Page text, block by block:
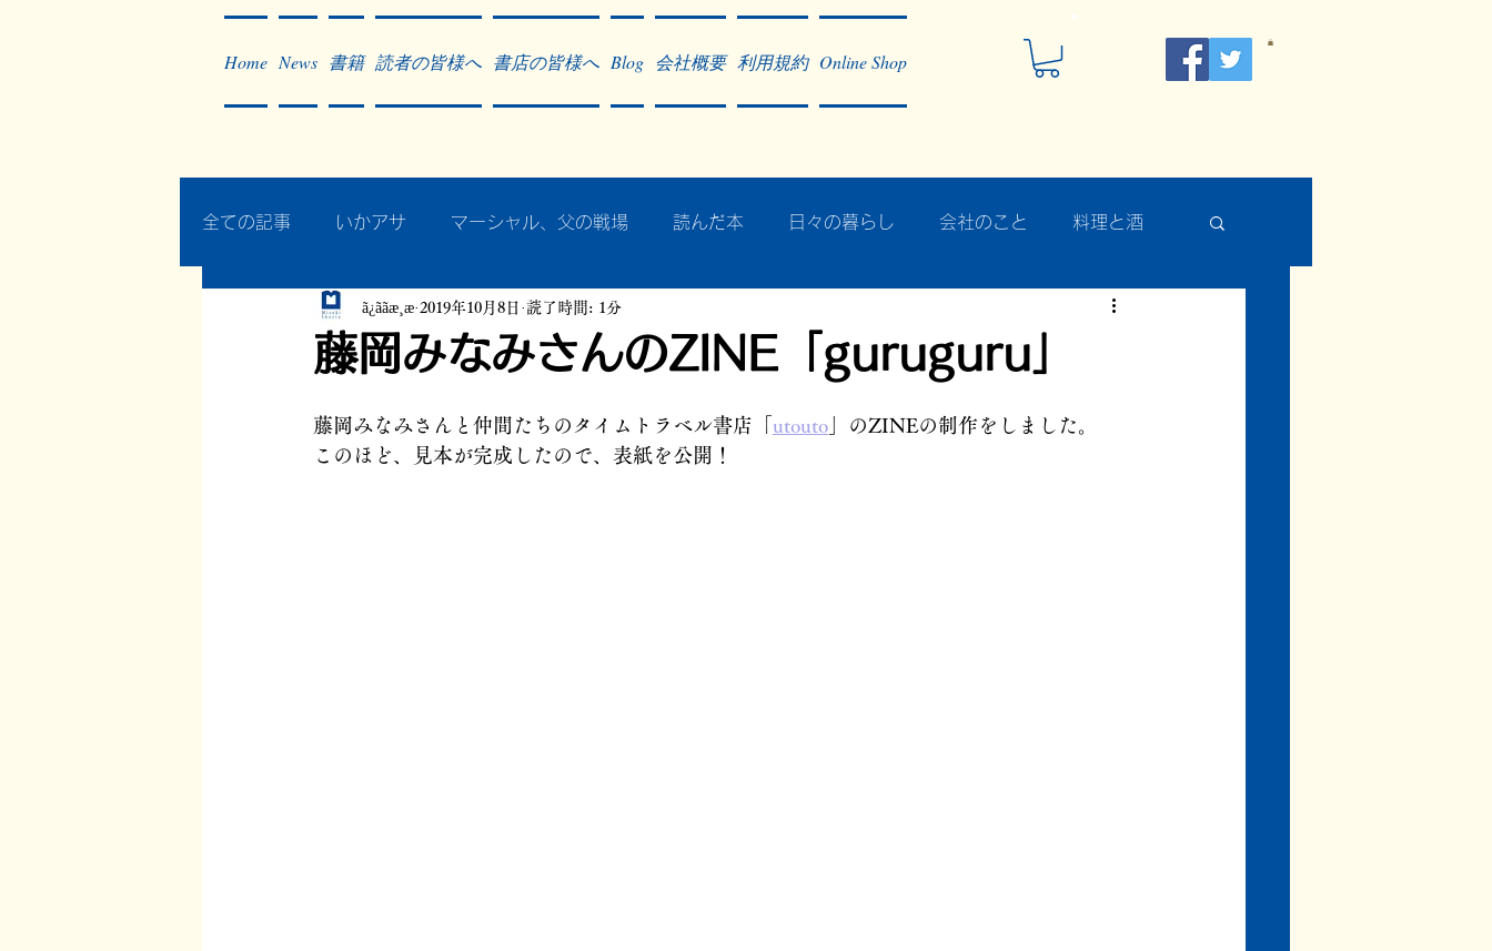
Home News 書籍 読者の皆様へ 書店の皆様へ Blog 会社概要 利用規約 Online Shop
全ての記事 いかアサ マーシャル、父の戦場 読んだ本 日々の暮らし 会社のこと 料理と酒
秘蔵写真200枚でたどるアジア・太平洋戦争
藤岡みなみさんのZINE「guruguru」
ã¿ããæ¸æ 2019年10月8日 読了時間: 1分
藤岡みなみさんと仲間たちのタイムトラベル書店「 utouto 」のZINEの制作をしました。
このほど、見本が完成したので、表紙を公開！